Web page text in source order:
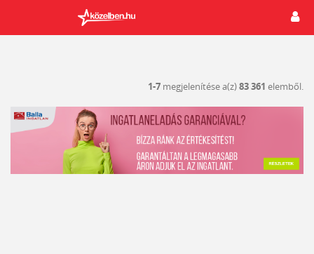
1-7 megjelenítése a(z)83 361 elemből.